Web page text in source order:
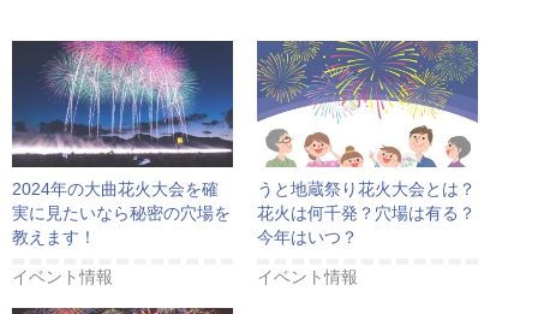
2024年の大曲花火大会を確
実に見たいなら秘密の穴場を
教えます！
イベント情報
うと地蔵祭り花火大会とは？
花火は何千発？穴場は有る？
今年はいつ？
イベント情報